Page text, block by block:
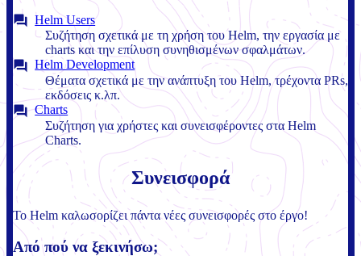
Helm Users
Συζήτηση σχετικά με τη χρήση του Helm, την εργασία με
charts και την επίλυση συνηθισμένων σφαλμάτων.
Helm Development
Θέματα σχετικά με την ανάπτυξη του Helm, τρέχοντα PRs,
εκδόσεις κ.λπ.
Charts
Συζήτηση για χρήστες και συνεισφέροντες στα Helm
Charts.
Συνεισφορά
Το Helm καλωσορίζει πάντα νέες συνεισφορές στο έργο!
Από πού να ξεκινήσω;